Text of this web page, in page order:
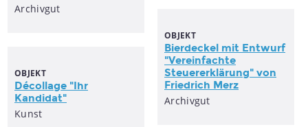
Archivgut
OBJEKT
Bierdeckel mit Entwurf
"Vereinfachte
Steuererklärung" von
Friedrich Merz
Archivgut
OBJEKT
Décollage "Ihr
Kandidat"
Kunst